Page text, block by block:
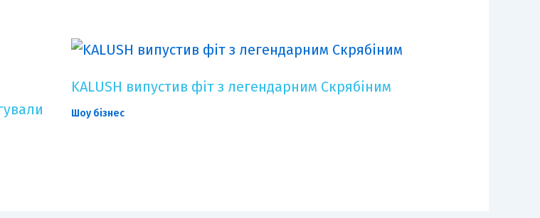
KALUSH випустив фіт з легендарним Скрябіним
Шоу бізнес